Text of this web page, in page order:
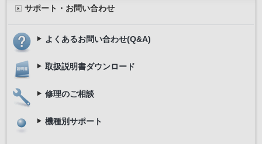
サポート・お問い合わせ
よくあるお問い合わせ(Q&A)
取扱説明書ダウンロード
修理のご相談
機種別サポート